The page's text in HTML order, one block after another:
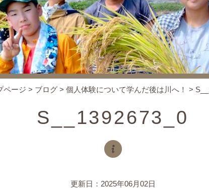
ページ > ブログ > 個人体験について学んだ後は川へ！ >
S__1392673_0
更新日：2025年06月02日